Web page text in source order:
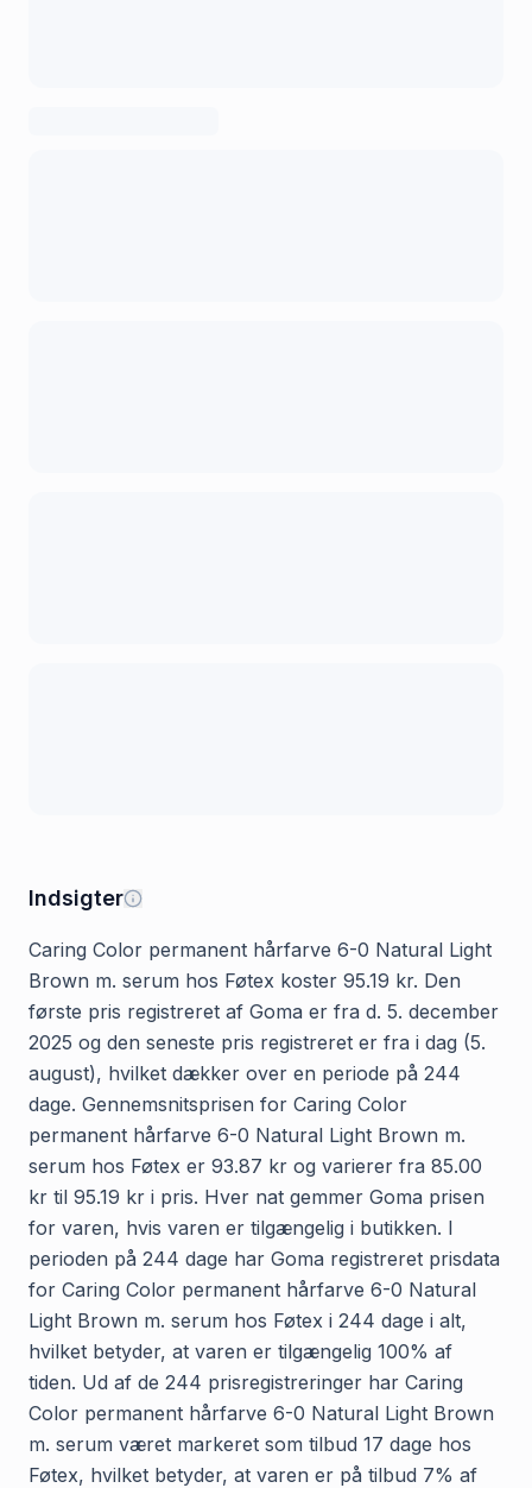
Indsigter
Caring Color permanent hårfarve 6-0 Natural Light
Brown m. serum hos Føtex koster 95.19 kr. Den
første pris registreret af Goma er fra d. 5. december
2025 og den seneste pris registreret er fra i dag (5.
august), hvilket dækker over en periode på 244
dage. Gennemsnitsprisen for Caring Color
permanent hårfarve 6-0 Natural Light Brown m.
serum hos Føtex er 93.87 kr og varierer fra 85.00
kr til 95.19 kr i pris. Hver nat gemmer Goma prisen
for varen, hvis varen er tilgængelig i butikken. I
perioden på 244 dage har Goma registreret prisdata
for Caring Color permanent hårfarve 6-0 Natural
Light Brown m. serum hos Føtex i 244 dage i alt,
hvilket betyder, at varen er tilgængelig 100% af
tiden. Ud af de 244 prisregistreringer har Caring
Color permanent hårfarve 6-0 Natural Light Brown
m. serum været markeret som tilbud 17 dage hos
Føtex, hvilket betyder, at varen er på tilbud 7% af